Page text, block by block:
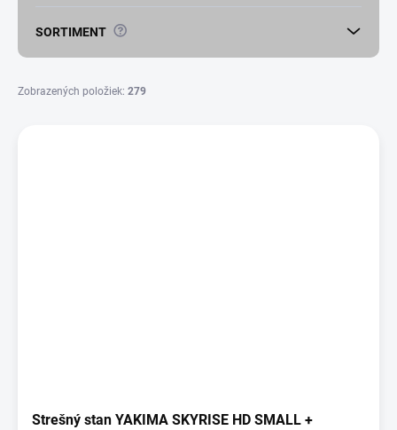
o
SORTIMENT ?
Zobrazených položiek: 279
Strešný stan YAKIMA SKYRISE HD SMALL +